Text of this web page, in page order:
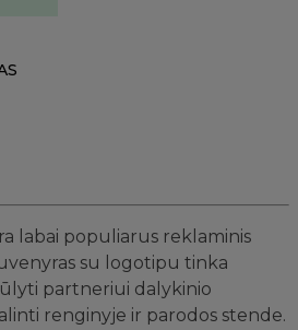
labai populiarus reklaminis
su logotipu tinka
partneriui dalykinio
renginyje ir parodos stende.